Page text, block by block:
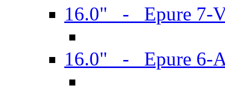
16.0" - Epure 7-
16.0" - Epure 6-